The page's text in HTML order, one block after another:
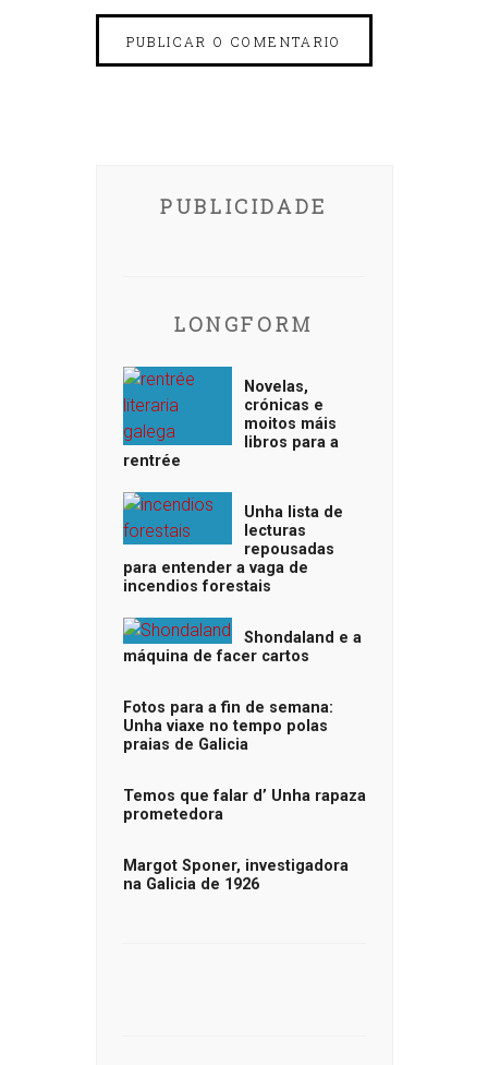
PUBLICIDADE
LONGFORM
Novelas,
crónicas e
moitos máis
libros para a
rentrée
Unha lista de
lecturas
repousadas
para entender a vaga de
incendios forestais
Shondaland e a
máquina de facer cartos
Fotos para a fin de semana:
Unha viaxe no tempo polas
praias de Galicia
Temos que falar d’ Unha rapaza
prometedora
Margot Sponer, investigadora
na Galicia de 1926